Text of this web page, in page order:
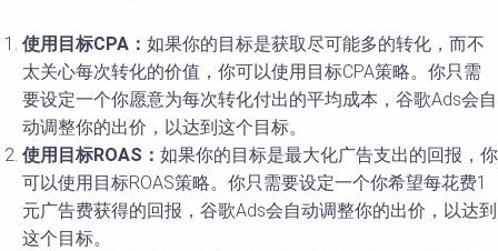
使用目标CPA： 如果你的目标是获取尽可能多的转化，而不
太关心每次转化的价值，你可以使用目标CPA策略。你只需
要设定一个你愿意为每次转化付出的平均成本，谷歌Ads会自
动调整你的出价，以达到这个目标。
使用目标ROAS： 如果你的目标是最大化广告支出的回报，你
可以使用目标ROAS策略。你只需要设定一个你希望每花费1
元广告费获得的回报，谷歌Ads会自动调整你的出价，以达到
这个目标。